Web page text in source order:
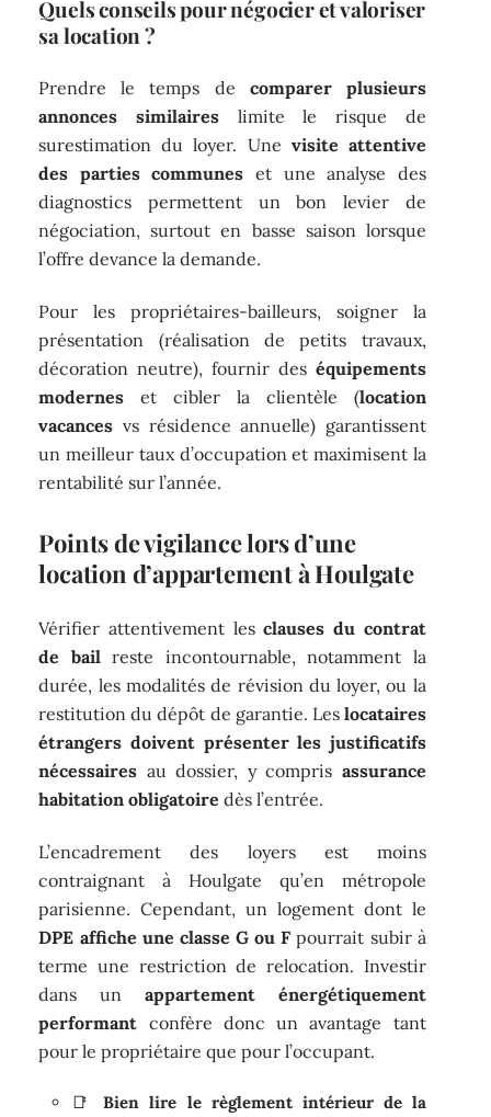
Quels conseils pour négocier et valoriser
sa location ?
Prendre le temps de comparer plusieurs
annonces similaires limite le risque de
surestimation du loyer. Une visite attentive
des parties communes et une analyse des
diagnostics permettent un bon levier de
négociation, surtout en basse saison lorsque
l’offre devance la demande.
Pour les propriétaires-bailleurs, soigner la
présentation (réalisation de petits travaux,
décoration neutre), fournir des équipements
modernes et cibler la clientèle (location
vacances vs résidence annuelle) garantissent
un meilleur taux d’occupation et maximisent la
rentabilité sur l’année.
Points de vigilance lors d’une
location d’appartement à Houlgate
Vérifier attentivement lesclauses du contrat
de bailreste incontournable, notamment la
durée, les modalités de révision du loyer, ou la
restitution du dépôt de garantie. Les locataires
étrangers doivent présenter les justificatifs
nécessaires au dossier, y compris assurance
habitation obligatoire dès l’entrée.
L’encadrement des loyers est moins
contraignant à Houlgate qu’en métropole
parisienne. Cependant, un logement dont le
DPE affiche une classe G ou F pourrait subir à
terme une restriction de relocation. Investir
dans un appartement énergétiquement
performant confère donc un avantage tant
pour le propriétaire que pour l’occupant.
📑Bien lire le règlement intérieur de la